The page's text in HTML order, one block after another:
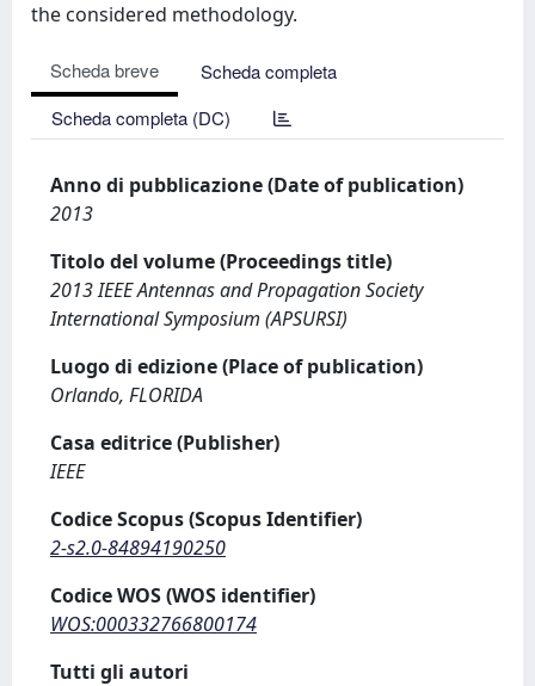
the considered methodology.
Scheda breve
Scheda completa
Scheda completa (DC)
Anno di pubblicazione (Date of publication)
2013
Titolo del volume (Proceedings title)
2013 IEEE Antennas and Propagation Society
International Symposium (APSURSI)
Luogo di edizione (Place of publication)
Orlando, FLORIDA
Casa editrice (Publisher)
IEEE
Codice Scopus (Scopus Identifier)
2-s2.0-84894190250
Codice WOS (WOS identifier)
WOS:000332766800174
Tutti gli autori